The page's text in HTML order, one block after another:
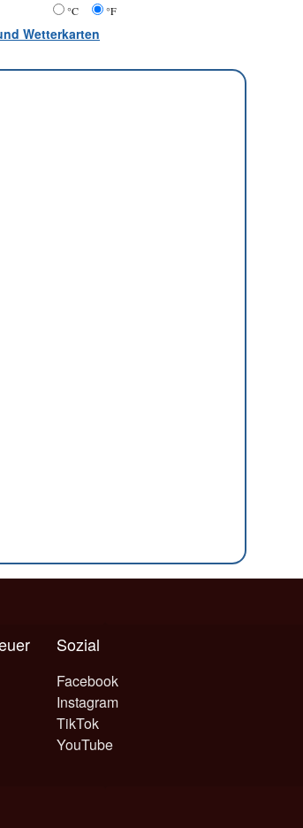
°C °F
Wetterkarten
Sozial
Facebook
Instagram
TikTok
YouTube